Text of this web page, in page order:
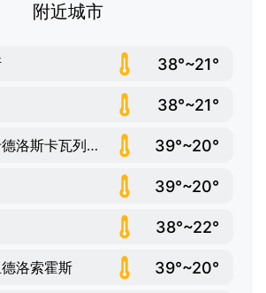
附近城市
38°~21°
38°~21°
比利亚夫兰卡德洛斯卡瓦列罗斯 39°~20°
39°~20°
38°~22°
洛索霍斯 39°~20°